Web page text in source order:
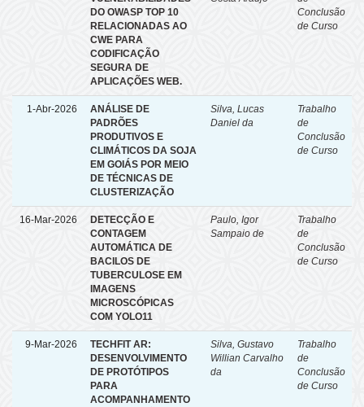
DO OWASP TOP 10
RELACIONADAS AO
CWE PARA
CODIFICAÇÃO
SEGURA DE
APLICAÇÕES WEB.
Conclusão
de Curso
1-Abr-2026
ANÁLISE DE
PADRÕES
PRODUTIVOS E
CLIMÁTICOS DA SOJA
EM GOIÁS POR MEIO
DE TÉCNICAS DE
CLUSTERIZAÇÃO
Silva, Lucas
Daniel da
Trabalho
de
Conclusão
de Curso
16-Mar-2026
DETECÇÃO E
CONTAGEM
AUTOMÁTICA DE
BACILOS DE
TUBERCULOSE EM
IMAGENS
MICROSCÓPICAS
COM YOLO11
Paulo, Igor
Sampaio de
Trabalho
de
Conclusão
de Curso
9-Mar-2026
TECHFIT AR:
DESENVOLVIMENTO
DE PROTÓTIPOS
PARA
ACOMPANHAMENTO
Silva, Gustavo
Willian Carvalho
da
Trabalho
de
Conclusão
de Curso